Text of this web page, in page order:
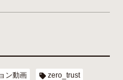
ン動画 zero_trust